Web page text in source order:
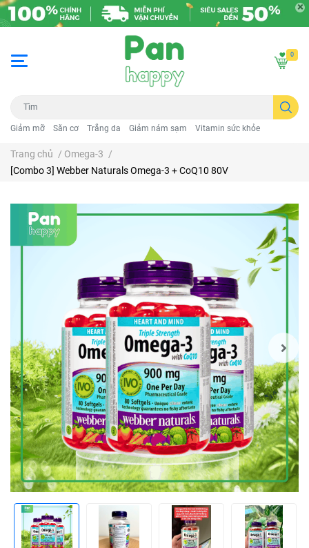
Giảm mỡ Săn cơ Trắng da Giảm nám sạm Vitamin sức khỏe
0
Trang chủ / Omega-3 /
[Combo 3] Webber Naturals Omega-3 + CoQ10 80V